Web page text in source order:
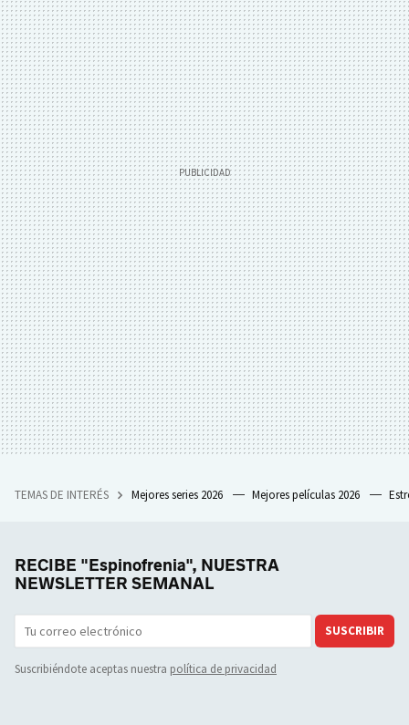
TEMAS DE INTERÉS Mejores series 2026 Mejores películas 2026
RECIBE "Espinofrenia", NUESTRA
NEWSLETTER SEMANAL
SUSCRIBIR
Suscribiéndote aceptas nuestra política de privacidad